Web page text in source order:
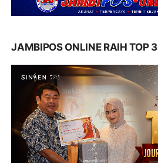
JAMBIPOS ONLINE RAIH TOP 3